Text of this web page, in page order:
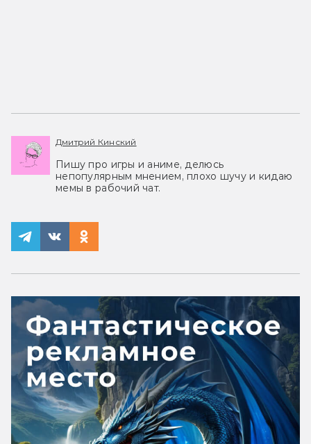
Дмитрий Кинский
Пишу про игры и аниме, делюсь
непопулярным мнением, плохо шучу и кидаю
мемы в рабочий чат.